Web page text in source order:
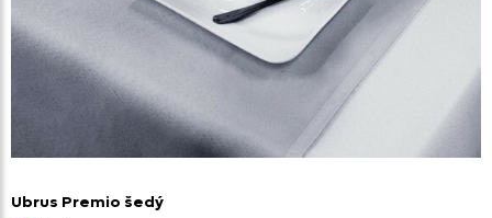
Ubrus Premio šedý